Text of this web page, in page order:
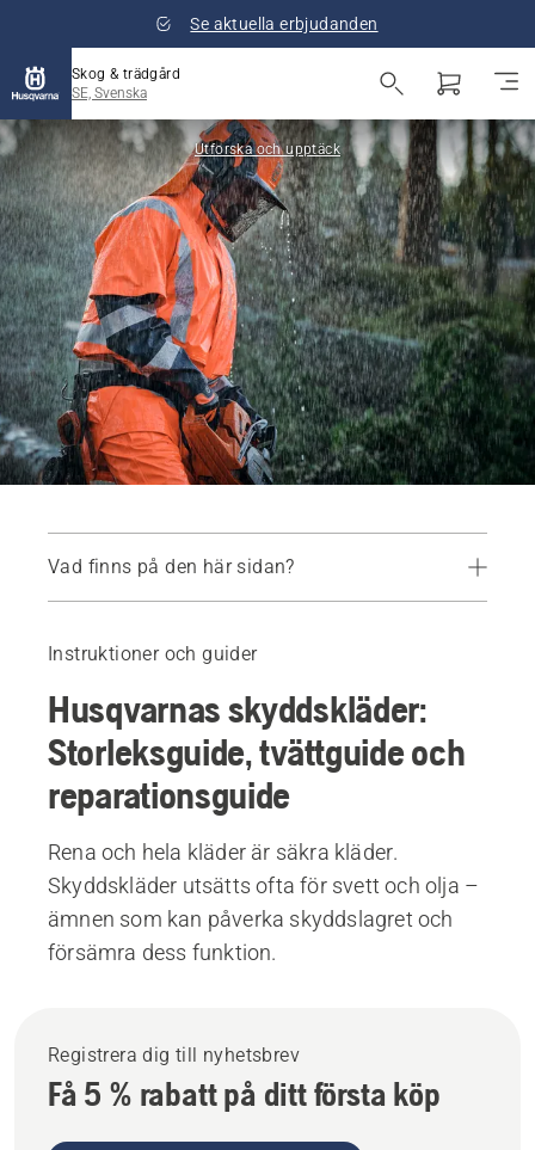
Se aktuella erbjudanden
Skog & trädgård
SE, Svenska
Utforska och upptäck
Vad finns på den här sidan?
Instruktioner och guider
Husqvarnas skyddskläder:
Storleksguide, tvättguide och
reparationsguide
Rena och hela kläder är säkra kläder.
Skyddskläder utsätts ofta för svett och olja –
ämnen som kan påverka skyddslagret och
försämra dess funktion.
Registrera dig till nyhetsbrev
Få 5 % rabatt på ditt första köp